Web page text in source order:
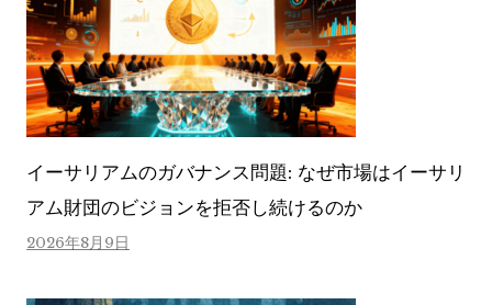
イーサリアムのガバナンス問題: なぜ市場はイーサリ
アム財団のビジョンを拒否し続けるのか
2026年8月9日